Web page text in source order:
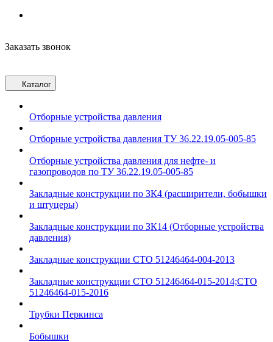
Заказать звонок
Каталог
Отборные устройства давления
Отборные устройства давления ТУ 36.22.19.05-005-85
Отборные устройства давления для нефте- и
газопроводов по ТУ 36.22.19.05-005-85
Закладные конструкции по ЗК4 (расширители, бобышки
и штуцеры)
Закладные конструкции по ЗК14 (Отборные устройства
давления)
Закладные конструкции СТО 51246464-004-2013
Закладные конструкции СТО 51246464-015-2014;СТО
51246464-015-2016
Трубки Перкинса
Бобышки